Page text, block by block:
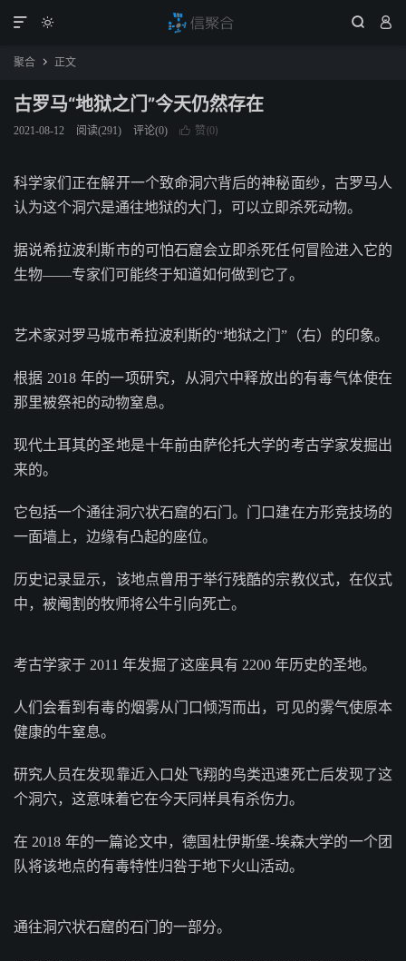
  

聚合  正文
古罗马“地狱之门”今天仍然存在
2021-08-12 阅读(291) 评论(0)  赞(0)
科学家们正在解开一个致命洞穴背后的神秘面纱，古罗马人
认为这个洞穴是通往地狱的大门，可以立即杀死动物。
据说希拉波利斯市的可怕石窟会立即杀死任何冒险进入它的
生物——专家们可能终于知道如何做到它了。
艺术家对罗马城市希拉波利斯的“地狱之门”（右）的印象。
根据 2018 年的一项研究，从洞穴中释放出的有毒气体使在
那里被祭祀的动物窒息。
现代土耳其的圣地是十年前由萨伦托大学的考古学家发掘出
来的。
它包括一个通往洞穴状石窟的石门。门口建在方形竞技场的
一面墙上，边缘有凸起的座位。
历史记录显示，该地点曾用于举行残酷的宗教仪式，在仪式
中，被阉割的牧师将公牛引向死亡。
考古学家于 2011 年发掘了这座具有 2200 年历史的圣地。
人们会看到有毒的烟雾从门口倾泻而出，可见的雾气使原本
健康的牛窒息。
研究人员在发现靠近入口处飞翔的鸟类迅速死亡后发现了这
个洞穴，这意味着它在今天同样具有杀伤力。
在 2018 年的一篇论文中，德国杜伊斯堡-埃森大学的一个团
队将该地点的有毒特性归咎于地下火山活动。
通往洞穴状石窟的石门的一部分。